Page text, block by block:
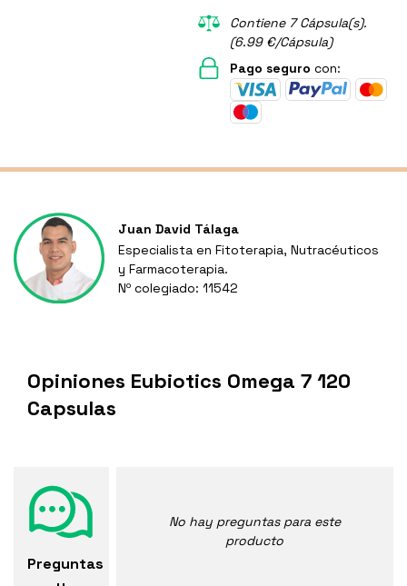
Contiene 7 Cápsula(s).
(6.99 €/Cápsula)
Pago seguro con:
Juan David Tálaga
Especialista en Fitoterapia, Nutracéuticos
y Farmacoterapia.
Nº colegiado: 11542
Opiniones Eubiotics Omega 7 120
Capsulas
Preguntas
No hay preguntas para este
producto